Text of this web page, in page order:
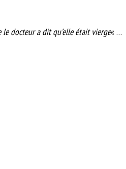
docteur a dit qu’elle était vierge« …